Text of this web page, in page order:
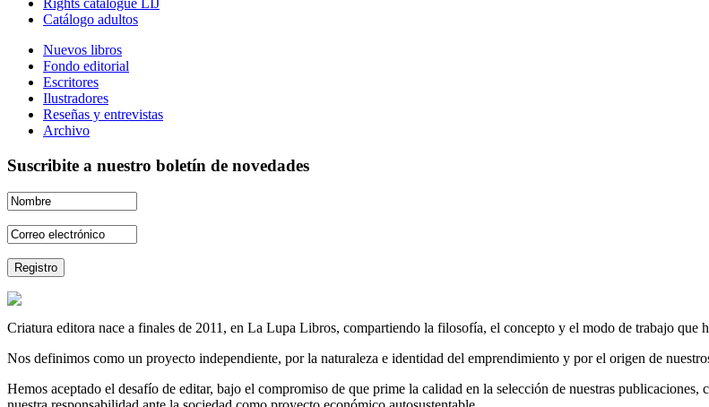
Rights catalogue LIJ
Catálogo adultos
Nuevos libros
Fondo editorial
Escritores
Ilustradores
Reseñas y entrevistas
Archivo
Suscribite a nuestro boletín de novedades
Criatura editora nace a finales de 2011, en La Lupa Libros, compartiendo la filosofía, el concepto y el modo de trabajo que
Nos definimos como un proyecto independiente, por la naturaleza e identidad del emprendimiento y por el origen de
Hemos aceptado el desafío de editar, bajo el compromiso de que prime la calidad en la selección de nuestras